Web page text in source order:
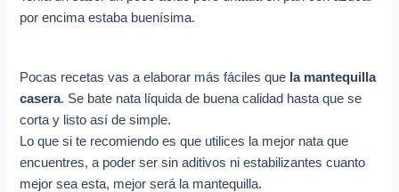
por encima estaba buenísima.
Pocas recetas vas a elaborar más fáciles que la mantequilla
casera. Se bate nata líquida de buena calidad hasta que se
corta y listo así de simple.
Lo que si te recomiendo es que utilices la mejor nata que
encuentres, a poder ser sin aditivos ni estabilizantes cuanto
mejor sea esta, mejor será la mantequilla.
e
c
t
r
ó